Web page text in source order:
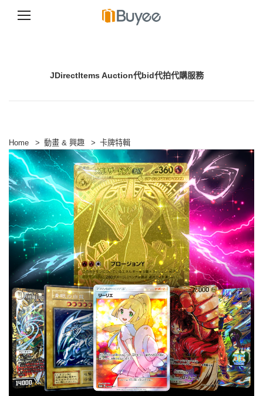
e
n
t
JDirectItems Auction代bid代拍代購服務
Home > 動畫 & 興趣 > 卡牌特輯